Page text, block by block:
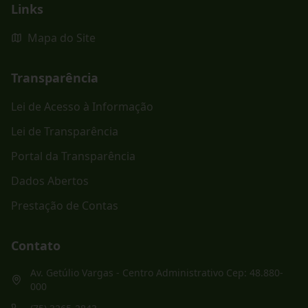
Links
Mapa do Site
Transparência
Lei de Acesso à Informação
Lei de Transparência
Portal da Transparência
Dados Abertos
Prestação de Contas
Contato
Av. Getúlio Vargas - Centro Administrativo Cep: 48.880-
000